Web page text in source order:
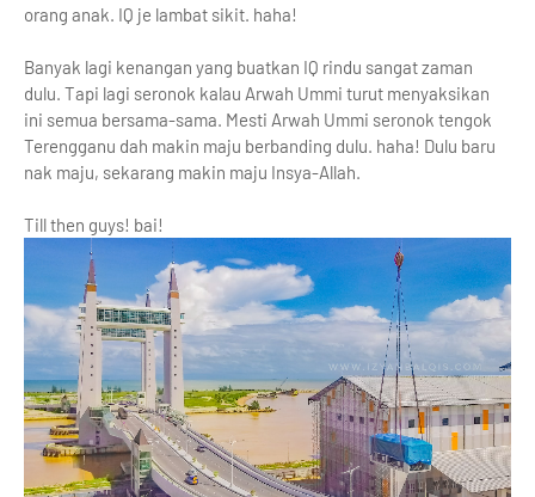
orang anak. IQ je lambat sikit. haha!
Banyak lagi kenangan yang buatkan IQ rindu sangat zaman
dulu. Tapi lagi seronok kalau Arwah Ummi turut menyaksikan
ini semua bersama-sama. Mesti Arwah Ummi seronok tengok
Terengganu dah makin maju berbanding dulu. haha! Dulu baru
nak maju, sekarang makin maju Insya-Allah.
Till then guys! bai!